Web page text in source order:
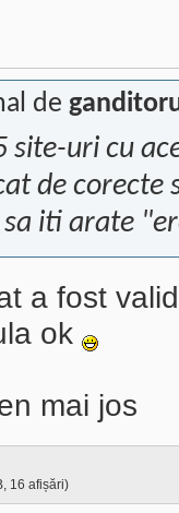
de
site-uri cu
de corecte
sa iti arate
a fost
ok
mai jos
16 afișări)